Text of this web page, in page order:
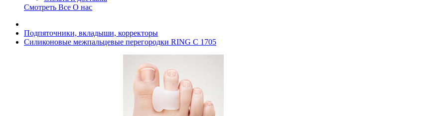
Смотреть Все О нас
Подпяточники, вкладыши, корректоры
Силиконовые межпальцевые перегородки RING C 1705